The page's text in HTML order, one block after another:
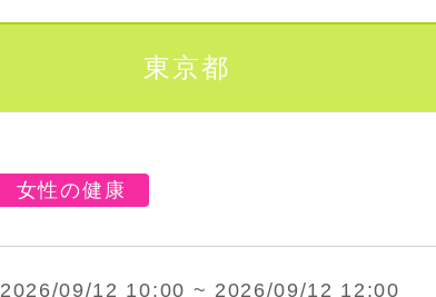
東京都
女性の健康
2026/09/12 10:00 ~ 2026/09/12 12:00